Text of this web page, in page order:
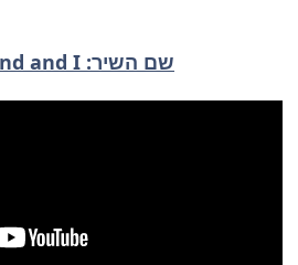
שם השיר: The band and I.